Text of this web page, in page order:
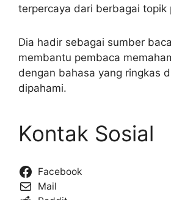
terpercaya dari berbagai topik
Dia hadir sebagai sumber
membantu pembaca
dengan bahasa yang ringkas
dipahami.
Kontak Sosial
Facebook
Mail